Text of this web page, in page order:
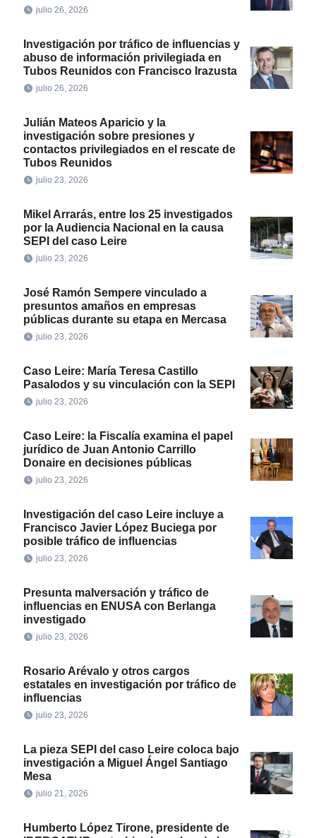
julio 26, 2026
Investigación por tráfico de influencias y
abuso de información privilegiada en
Tubos Reunidos con Francisco Irazusta
julio 26, 2026
Julián Mateos Aparicio y la
investigación sobre presiones y
contactos privilegiados en el rescate de
Tubos Reunidos
julio 23, 2026
Mikel Arrarás, entre los 25 investigados
por la Audiencia Nacional en la causa
SEPI del caso Leire
julio 23, 2026
José Ramón Sempere vinculado a
presuntos amaños en empresas
públicas durante su etapa en Mercasa
julio 23, 2026
Caso Leire: María Teresa Castillo
Pasalodos y su vinculación con la SEPI
julio 23, 2026
Caso Leire: la Fiscalía examina el papel
jurídico de Juan Antonio Carrillo
Donaire en decisiones públicas
julio 23, 2026
Investigación del caso Leire incluye a
Francisco Javier López Buciega por
posible tráfico de influencias
julio 23, 2026
Presunta malversación y tráfico de
influencias en ENUSA con Berlanga
investigado
julio 23, 2026
Rosario Arévalo y otros cargos
estatales en investigación por tráfico de
influencias
julio 23, 2026
La pieza SEPI del caso Leire coloca bajo
investigación a Miguel Ángel Santiago
Mesa
julio 21, 2026
Humberto López Tirone, presidente de